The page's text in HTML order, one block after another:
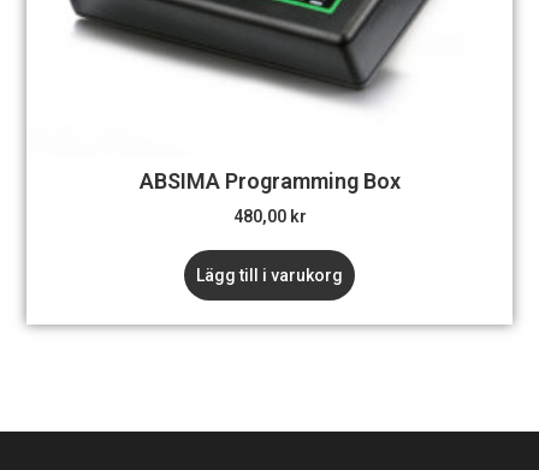
ABSIMA Programming Box
480,00 kr
Lägg till i varukorg